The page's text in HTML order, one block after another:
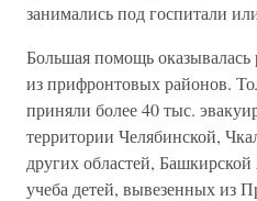
занимались под госпитали
Большая помощь
из прифронтовых районов.
приняли более 40 тыс.
территории Челябинской,
других областей,
учеба детей, вывезенных из